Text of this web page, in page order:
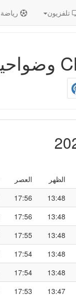
رياضة تلفزيون
الظهر العصر
13:48
17:56
13:48
17:56
13:48
17:55
13:48
17:54
13:48
17:54
13:47
17:53